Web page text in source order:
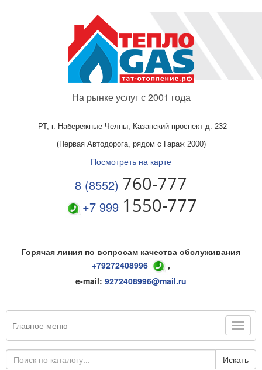
На рынке услуг с 2001 года
РТ, г. Набережные Челны, Казанский проспект д. 232
(Первая Автодорога, рядом с Гараж 2000)
Посмотреть на карте
8 (8552) 760-777
+7 999 1550-777
Горячая линия по вопросам качества обслуживания
+79272408996
,
e-mail: 9272408996@mail.ru
Главное меню
Искать